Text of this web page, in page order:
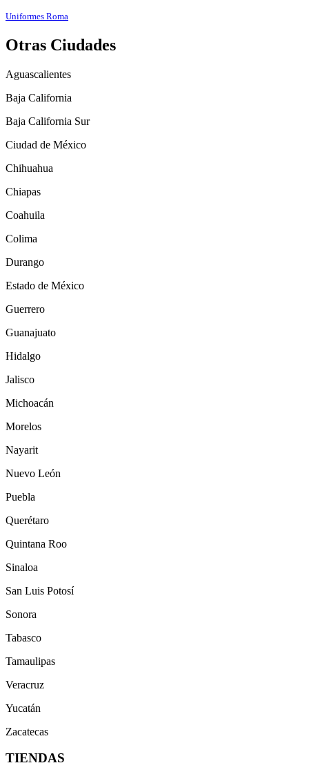
Uniformes Roma
Otras Ciudades
Aguascalientes
Baja California
Baja California Sur
Ciudad de México
Chihuahua
Chiapas
Coahuila
Colima
Durango
Estado de México
Guerrero
Guanajuato
Hidalgo
Jalisco
Michoacán
Morelos
Nayarit
Nuevo León
Puebla
Querétaro
Quintana Roo
Sinaloa
San Luis Potosí
Sonora
Tabasco
Tamaulipas
Veracruz
Yucatán
Zacatecas
TIENDAS